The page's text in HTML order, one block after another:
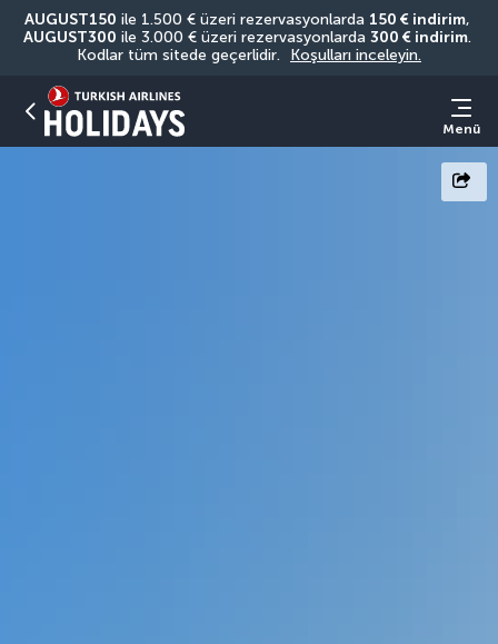
AUGUST150 ile 1.500 € üzeri rezervasyonlarda 150 € indirim
AUGUST300 ile 3.000 € üzeri rezervasyonlarda 300 € indirim.
Kodlar tüm sitede geçerlidir.
Koşulları inceleyin.
Menü